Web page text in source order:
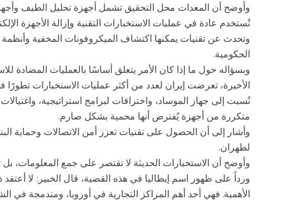
وأوضح أن المعدات محل التحقيق تشمل أجهزة تحليل الطيف
تُستخدم عادة في عمليات الاستخبارات التقنية وإزالة الأجهزة
وتحدث عن تقنيات يمكنها اكتشاف الميكروفونات المخفية
الحكومية.
وبسؤاله حول ما إذا كان الأمر يتعلق أساسًا بالعمليات المضادة
الأخيرة، تعرضت إيران لعدد من أكثر عمليات الاستخبارات
نُسبت إلى جهاز الموساد، واختراقات لبرامج استراتيجية،
متكررة من أجهزة يُفترض أنها محمية بشكل صارم.
وأشار إلى أن الحصول على تقنيات تعزز أمن الاتصالات وحماية
لطهران.
وأوضح أن الاستخبارات الحديثة لا تقتصر على جمع المعلومات،
ورداً على ظهور اسم إيطاليا في هذه القضية، قال الخبير: لا
الأهمية. فهي أحد أهم المراكز التجارية في أوروبا، ومندمجة في